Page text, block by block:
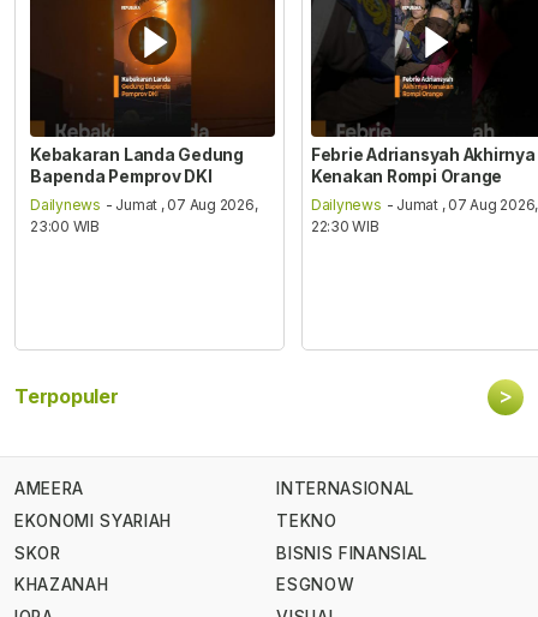
Kebakaran Landa Gedung
Bapenda Pemprov DKI
Dailynews - Jumat , 07 Aug 2026,
23:00 WIB
Febrie Adriansyah Akhirnya
Kenakan Rompi Orange
Dailynews - Jumat , 07 Aug 2026,
22:30 WIB
Terpopuler >
AMEERA
EKONOMI SYARIAH
SKOR
KHAZANAH
INTERNASIONAL
TEKNO
BISNIS FINANSIAL
ESGNOW